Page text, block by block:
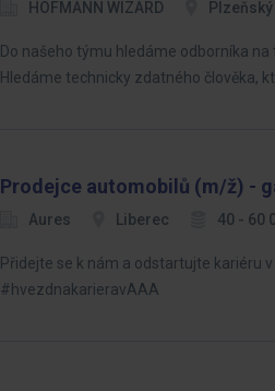
HOFMANN WIZARD
Do našeho týmu hledáme odborníka
Hledáme technicky zdatného člověka,
Prodejce automobilů (m/ž) -
Aures Liberec 40 - 60
Přidejte se k nám a odstartujte
#hvezdnakarieravAAA